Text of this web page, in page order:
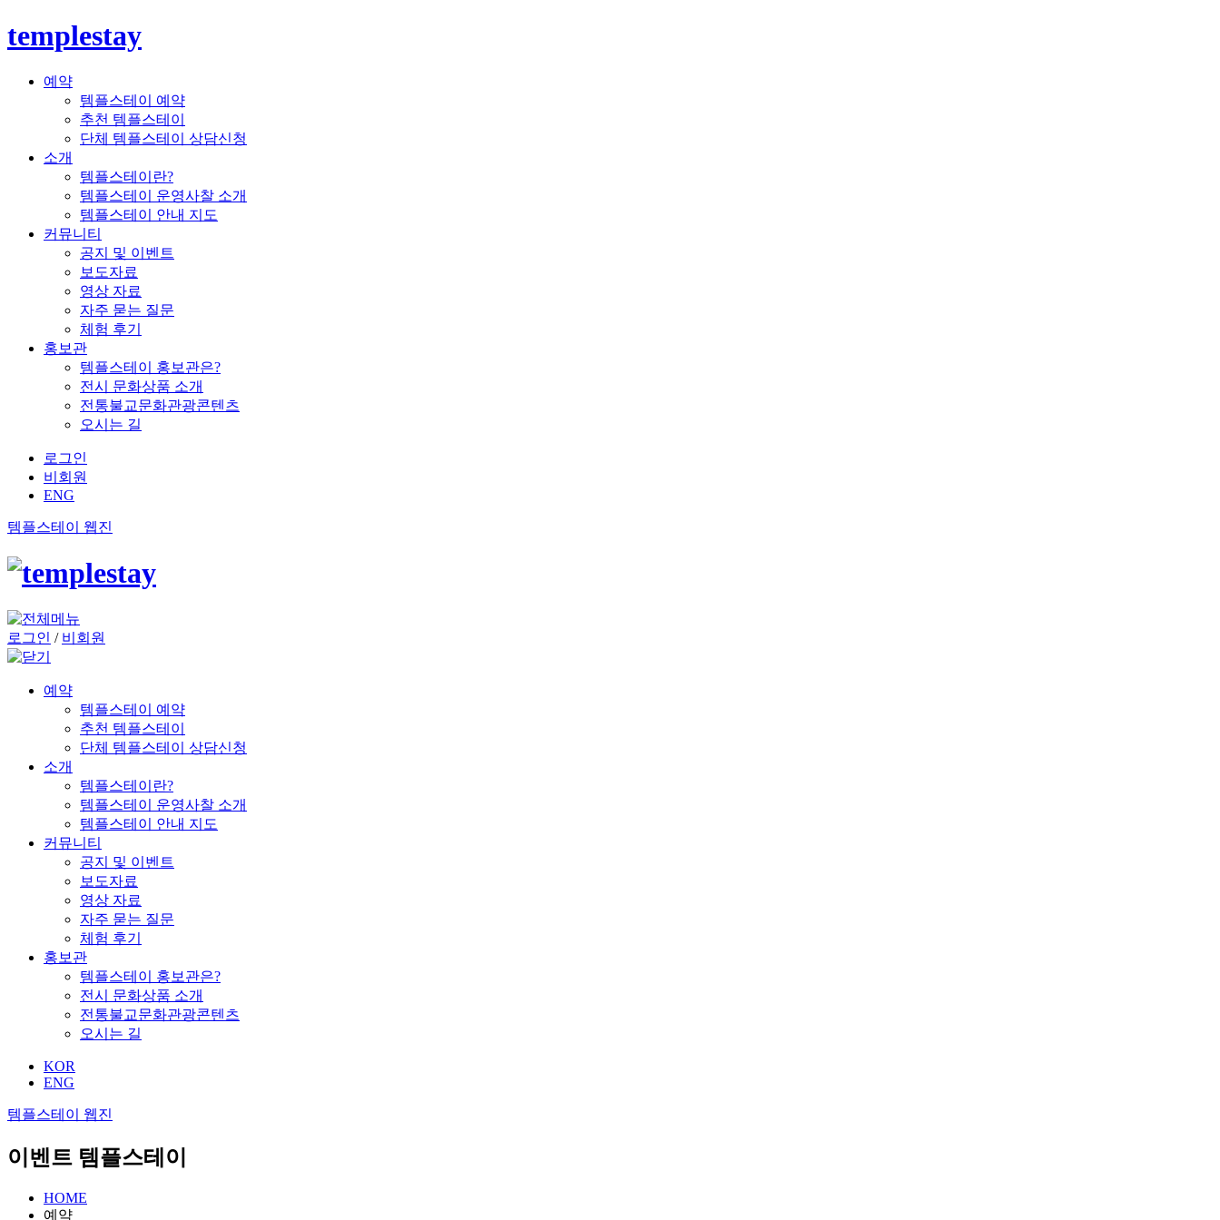
templestay
예약
템플스테이 예약
추천 템플스테이
단체 템플스테이 상담신청
소개
템플스테이란?
템플스테이 운영사찰 소개
템플스테이 안내 지도
커뮤니티
공지 및 이벤트
보도자료
영상 자료
자주 묻는 질문
체험 후기
홍보관
템플스테이 홍보관은?
전시 문화상품 소개
전통불교문화관광콘텐츠
오시는 길
로그인
비회원
ENG
템플스테이 웹진
로그인 / 비회원
예약
템플스테이 예약
추천 템플스테이
단체 템플스테이 상담신청
소개
템플스테이란?
템플스테이 운영사찰 소개
템플스테이 안내 지도
커뮤니티
공지 및 이벤트
보도자료
영상 자료
자주 묻는 질문
체험 후기
홍보관
템플스테이 홍보관은?
전시 문화상품 소개
전통불교문화관광콘텐츠
오시는 길
KOR
ENG
템플스테이 웹진
이벤트 템플스테이
HOME
예약